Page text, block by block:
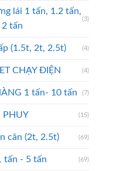
lái 1 tấn, 1.2 tấn,
2 tấn
(3)
(1.5t, 2t, 2.5t) (4)
CHẠY ĐIỆN (4)
1 tấn- 10 tấn (7)
PHUY (15)
cân (2t, 2.5t) (69)
tấn - 5 tấn (69)